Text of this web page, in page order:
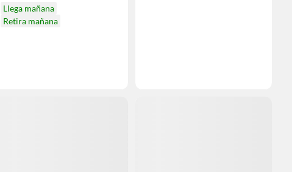
Llega mañana
Retira mañana